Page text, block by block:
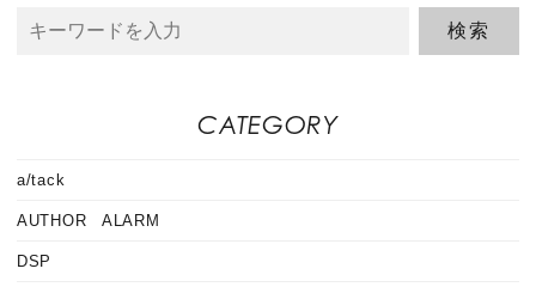
CATEGORY
a/tack
AUTHOR ALARM
DSP